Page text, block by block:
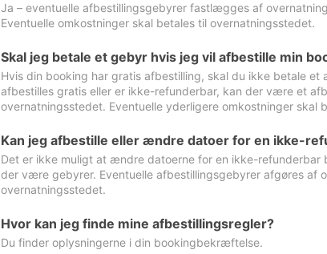
Ja – eventuelle afbestillingsgebyrer fastlægges af
Eventuelle omkostninger skal betales til overnatningsstedet.
Skal jeg betale et gebyr hvis jeg vil afbestille min
Hvis din booking har gratis afbestilling, skal du ikke betale
afbestilles gratis eller er ikke-refunderbar, kan der være et
overnatningsstedet. Eventuelle yderligere omkostninger skal
Kan jeg afbestille eller ændre datoer for en ikke-
Det er ikke muligt at ændre datoerne for en ikke-
der være gebyrer. Eventuelle afbestillingsgebyrer afgøres af
overnatningsstedet.
Hvor kan jeg finde mine afbestillingsregler?
Du finder oplysningerne i din bookingbekræftelse.